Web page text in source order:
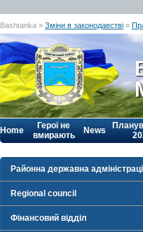
Bashtanka » Зміни в законодавстві »
Home
Герої не
вмирають
News
Районна державна
Regional council
Фінансовий відділ